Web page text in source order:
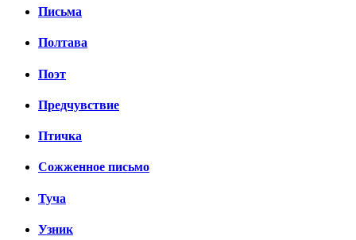
Письма
Полтава
Поэт
Предчувствие
Птичка
Сожженное письмо
Туча
Узник